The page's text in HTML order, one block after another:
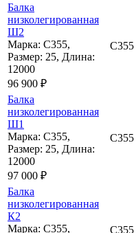
Балка
низколегированная
Ш2
Марка: С355,
Размер: 25, Длина:
12000
96 900 ₽
С355
Балка
низколегированная
Ш1
Марка: С355,
Размер: 25, Длина:
12000
97 000 ₽
С355
Балка
низколегированная
К2
Марка: С355,
С355